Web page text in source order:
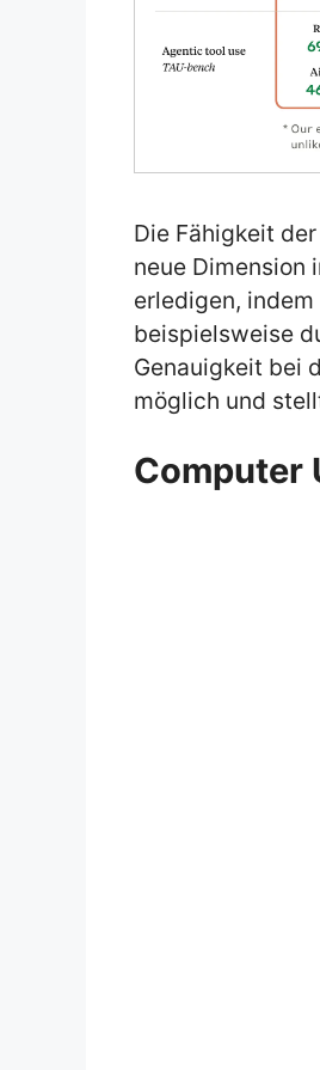
Die Fähigkeit
neue Dimension
erledigen,
beispielsweise
Genauigkeit bei
möglich und
Computer